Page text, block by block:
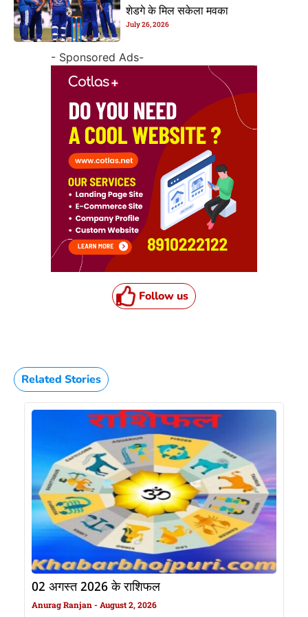
शेडगे के मिल सकेला मवका
July 26, 2026
- Sponsored Ads-
Follow us
Related Stories
02 अगस्त 2026 के राशिफल
Anurag Ranjan August 2, 2026